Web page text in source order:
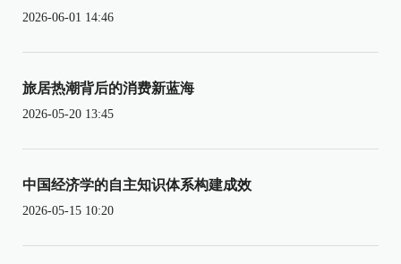
2026-06-01 14:46
旅居热潮背后的消费新蓝海
2026-05-20 13:45
中国经济学的自主知识体系构建成效
2026-05-15 10:20